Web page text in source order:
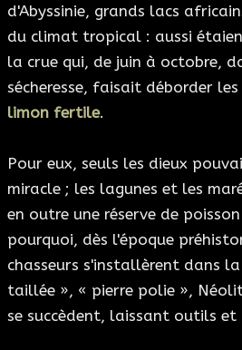
d'Abyssinie, grands lacs
du climat tropical : aussi
la crue qui, de juin à octobre,
sécheresse, faisait déborder
limon fertile.
Pour eux, seuls les dieux
miracle ; les lagunes et les
en outre une réserve de
pourquoi, dès l'époque
chasseurs s'installèrent dans
taillée », « pierre polie »,
se succèdent, laissant outils et